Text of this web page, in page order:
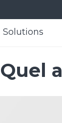
Solutions
Solutions
Quel